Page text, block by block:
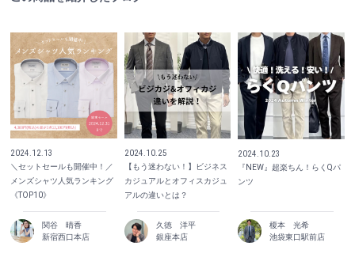
2024.12.13
＼セットセールも開催中！／
メンズシャツ人気ランキング
《TOP10》
関谷 晴香
新宿西口本店
2024.10.25
【もう迷わない！】ビジネス
カジュアルとオフィスカジュ
アルの違いとは？
久徳 洋平
銀座本店
2024.10.23
『NEW』超楽ちん！らくQパ
ンツ
榎本 光希
池袋東口駅前店